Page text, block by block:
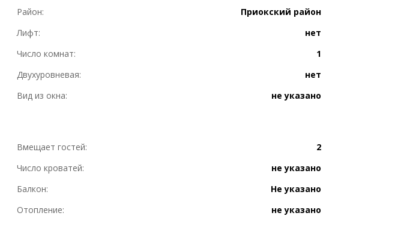
Район:
Приокский район
Лифт:
нет
Число комнат:
1
Двухуровневая:
нет
Вид из окна:
не указано
Вмещает гостей:
2
Число кроватей:
не указано
Балкон:
Не указано
Отопление: не указано